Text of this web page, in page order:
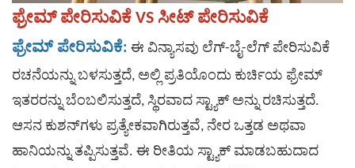
ಫ್ರೇಮ್ ಪೇರಿಸುವಿಕೆ VS ಸೀಟ್ ಪೇರಿಸುವಿಕೆ
ಫ್ರೇಮ್ ಪೇರಿಸುವಿಕೆ: ಈ ವಿನ್ಯಾಸವು ಲೆಗ್-ಬೈ-ಲೆಗ್ ಪೇರಿಸುವಿಕೆ
ರಚನೆಯನ್ನು ಬಳಸುತ್ತದೆ, ಅಲ್ಲಿ ಪ್ರತಿಯೊಂದು ಕುರ್ಚಿಯ ಫ್ರೇಮ್
ಇತರರನ್ನು ಬೆಂಬಲಿಸುತ್ತದೆ, ಸ್ಥಿರವಾದ ಸ್ಟ್ಯಾಕ್ ಅನ್ನು ರಚಿಸುತ್ತದೆ.
ಆಸನ ಕುಶನ್‌ಗಳು ಪ್ರತ್ಯೇಕವಾಗಿರುತ್ತವೆ, ನೇರ ಒತ್ತಡ ಅಥವಾ
ಹಾನಿಯನ್ನು ತಪ್ಪಿಸುತ್ತವೆ. ಈ ರೀತಿಯ ಸ್ಟ್ಯಾಕ್ ಮಾಡಬಹುದಾದ